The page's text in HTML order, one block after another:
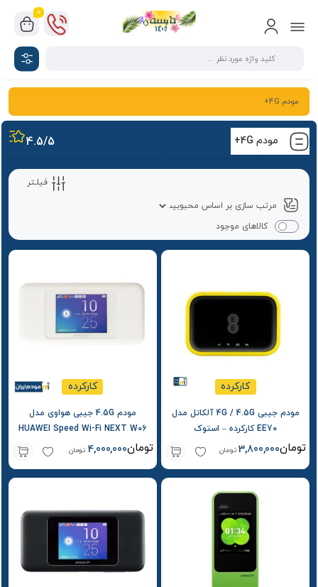
0
مودم 4G+
مودم 4G+ 4.5/5
فیلـتر
کالاهای موجود
کارکرده
مودم جیبی 4G / 4.5G آلکاتل مدل
EE70 کارکرده – استوک
3,800,000 تومان تومان
کارکرده
مودم 4.5G جیبی هواوی مدل
HUAWEI Speed Wi-Fi NEXT W06
کارکرده – استوک4,000,000 تومان تومان